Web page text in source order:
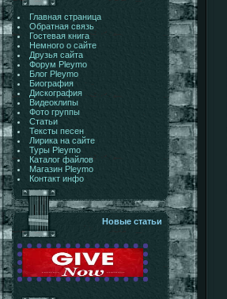
Главная страница
Обратная связь
Гостевая книга
Немного о сайте
Друзья сайта
Форум Pleymo
Блог Pleymo
Биография
Дискография
Видеоклипы
Фото группы
Статьи
Тексты песен
Лирика на сайте
Туры Pleymo
Каталог файлов
Магазин Pleymo
Контакт инфо
Новые статьи